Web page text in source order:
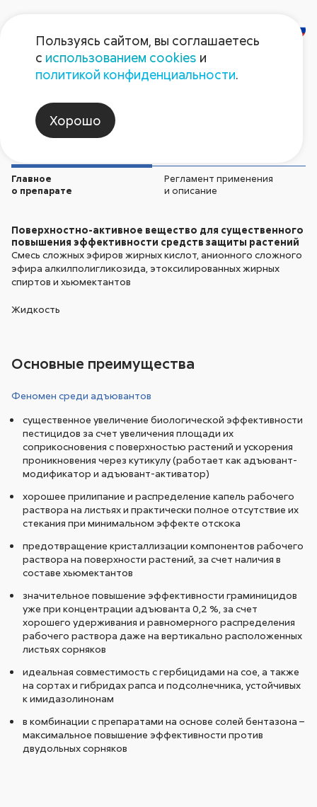
Галоп
Адъюванты и прочее
Главное
о препарате
Регламент применения
и описание
Поверхностно-активное вещество для существенного
повышения эффективности средств защиты растений
Смесь сложных эфиров жирных кислот, анионного сложного
эфира алкилполигликозида, этоксилированных жирных
спиртов и хьюмектантов
Жидкость
Основные преимущества
Феномен среди адъювантов
существенное увеличение биологической эффективности
пестицидов за счет увеличения площади их
соприкосновения с поверхностью растений и ускорения
проникновения через кутикулу (работает как адъювант-
модификатор и адъювант-активатор)
хорошее прилипание и распределение капель рабочего
раствора на листьях и практически полное отсутствие их
стекания при минимальном эффекте отскока
предотвращение кристаллизации компонентов рабочего
раствора на поверхности растений, за счет наличия в
составе хьюмектантов
значительное повышение эффективности граминицидов
уже при концентрации адъюванта 0,2 %, за счет
хорошего удерживания и равномерного распределения
рабочего раствора даже на вертикально расположенных
листьях сорняков
идеальная совместимость с гербицидами на сое, а также
на сортах и гибридах рапса и подсолнечника, устойчивых
к имидазолинонам
в комбинации с препаратами на основе солей бентазона –
максимальное повышение эффективности против
двудольных сорняков
Пользуясь сайтом, вы соглашаетесь
с использованием cookies и
политикой конфиденциальности.
Хорошо